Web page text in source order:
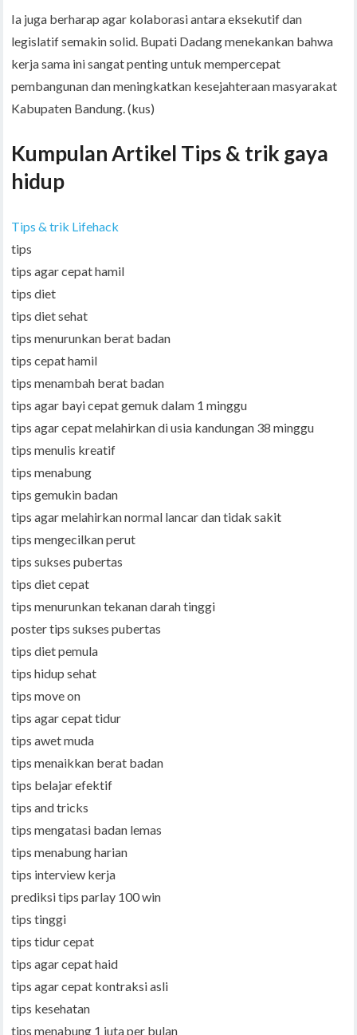
Ia juga berharap agar kolaborasi antara eksekutif dan
legislatif semakin solid. Bupati Dadang menekankan bahwa
kerja sama ini sangat penting untuk mempercepat
pembangunan dan meningkatkan kesejahteraan masyarakat
Kabupaten Bandung. (kus)
Kumpulan Artikel Tips & trik gaya
hidup
Tips & trik Lifehack
tips
tips agar cepat hamil
tips diet
tips diet sehat
tips menurunkan berat badan
tips cepat hamil
tips menambah berat badan
tips agar bayi cepat gemuk dalam 1 minggu
tips agar cepat melahirkan di usia kandungan 38 minggu
tips menulis kreatif
tips menabung
tips gemukin badan
tips agar melahirkan normal lancar dan tidak sakit
tips mengecilkan perut
tips sukses pubertas
tips diet cepat
tips menurunkan tekanan darah tinggi
poster tips sukses pubertas
tips diet pemula
tips hidup sehat
tips move on
tips agar cepat tidur
tips awet muda
tips menaikkan berat badan
tips belajar efektif
tips and tricks
tips mengatasi badan lemas
tips menabung harian
tips interview kerja
prediksi tips parlay 100 win
tips tinggi
tips tidur cepat
tips agar cepat haid
tips agar cepat kontraksi asli
tips kesehatan
tips menabung 1 juta per bulan